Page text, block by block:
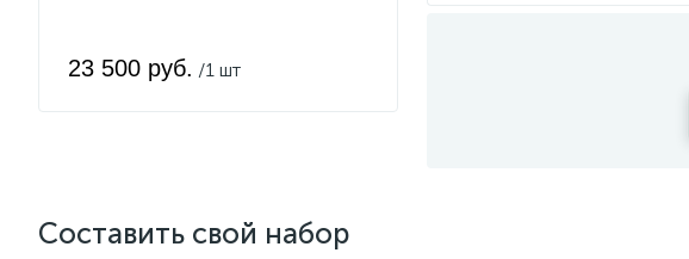
23 500 руб. /1 шт
Составить свой набор